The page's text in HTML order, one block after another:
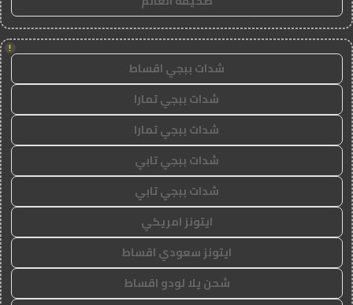
!
شدات ببجي اقساط
شدات ببجي تمارا
شدات ببجي تمارا
شدات ببجي تابي
شدات ببجي تابي
ايتونز امريكي
ايتونز سعودي اقساط
شحن يلا لودو اقساط